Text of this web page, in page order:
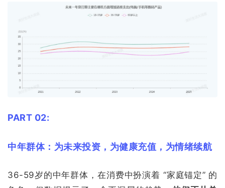
PART 02:
中年群体： 为未来投资，为健康充值，为情绪续航
36-59岁的中年群体，在消费中扮演着 “家庭锚定” 的